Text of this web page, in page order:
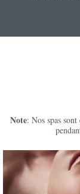
Note: Nos spas